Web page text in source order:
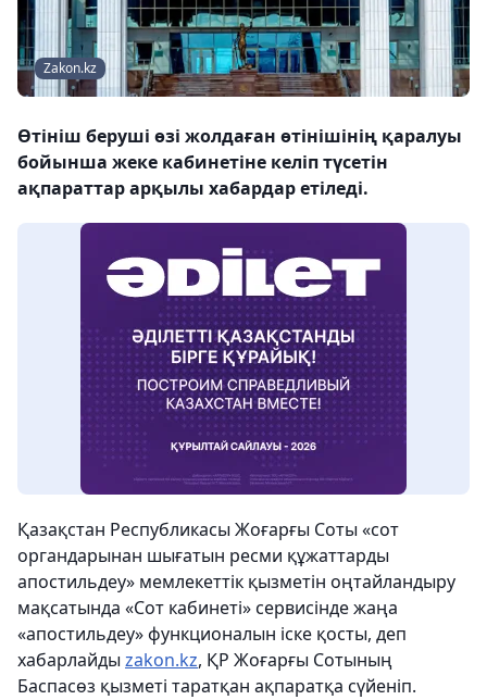
Zakon.kz
Өтініш беруші өзі жолдаған өтінішінің қаралуы
бойынша жеке кабинетіне келіп түсетін
ақпараттар арқылы хабардар етіледі.
Қазақстан Республикасы Жоғарғы Соты «сот
органдарынан шығатын ресми құжаттарды
апостильдеу» мемлекеттік қызметін оңтайландыру
мақсатында «Сот кабинеті» сервисінде жаңа
«апостильдеу» функционалын іске қосты, деп
хабарлайды zakon.kz, ҚР Жоғарғы Сотының
Баспасөз қызметі таратқан ақпаратқа сүйеніп.